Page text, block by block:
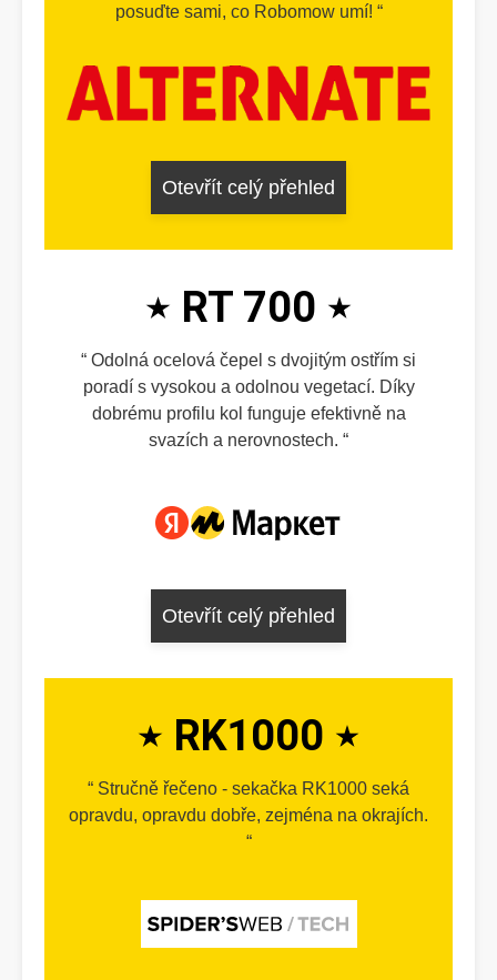
posuďte sami, co Robomow umí!
Otevřít celý přehled
RT 700
Odolná ocelová čepel s dvojitým ostřím si
poradí s vysokou a odolnou vegetací. Díky
dobrému profilu kol funguje efektivně na
svazích a nerovnostech.
Otevřít celý přehled
RK1000
Stručně řečeno - sekačka RK1000 seká
opravdu, opravdu dobře, zejména na okrajích.